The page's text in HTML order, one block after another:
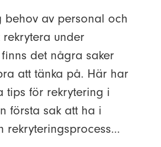
behov av personal och
under
det några saker
att tänka på. Här har
tips för rekrytering i
första sak att ha i
rekryteringsprocess...